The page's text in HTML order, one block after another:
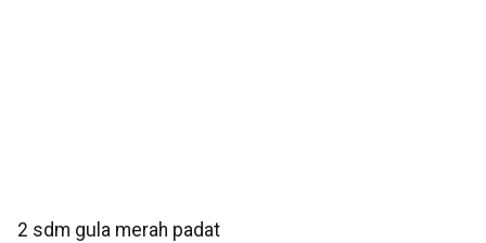
2 sdm gula merah padat